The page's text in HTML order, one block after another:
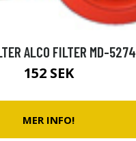
ALCO FILTER MD-5274
152 SEK
MER INFO!